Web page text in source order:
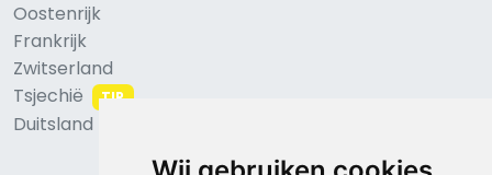
Oostenrijk
Frankrijk
Zwitserland
Tsjechië
TIP
Duitsland